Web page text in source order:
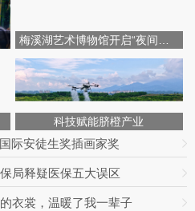
科技赋能脐橙产业
际安徒生奖插画家奖
局释疑医保五大误区
衣裳，温暖了我一辈子